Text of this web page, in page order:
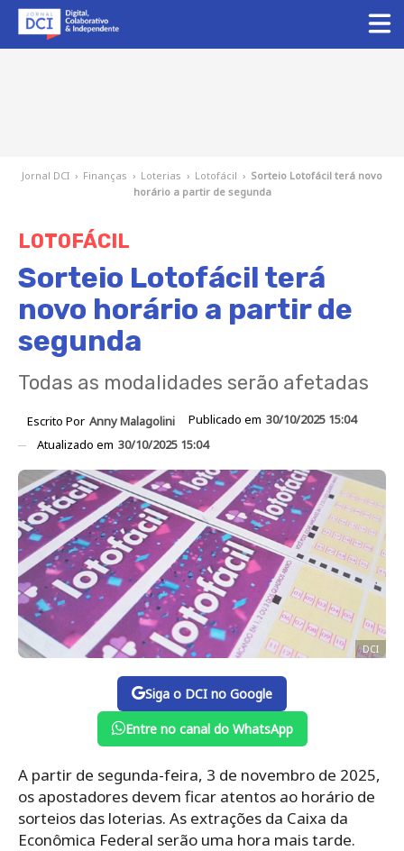
Jornal DCI › Finanças › Loterias › Lotofácil › Sorteio Lotofácil terá novo
horário a partir de segunda
LOTOFÁCIL
Sorteio Lotofácil terá
novo horário a partir de
segunda
Todas as modalidades serão afetadas
Escrito Por Anny Malagolini Publicado em 30/10/2025 15:04
Atualizado em 30/10/2025 15:04
DCI
Siga o DCI no Google
Entre no canal do WhatsApp
A partir de segunda-feira, 3 de novembro de 2025,
os apostadores devem ficar atentos ao horário de
sorteios das loterias. As extrações da Caixa da
Econômica Federal serão uma hora mais tarde.